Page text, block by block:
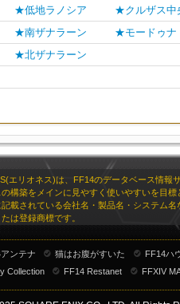
★低地ラノシア
★クルザス中
★南ザナラーン
★モードゥナ
★北ザナラーン
エリオネス)は、FF14のデータベース情報
の構築をメインに見やすく使いやすいを目標
載されている会社名・製品名・システム名
は登録商標です。
ンテナ 猫はお腹がすいた
FF14ハ
Collection FF14 Restanet FFXIV